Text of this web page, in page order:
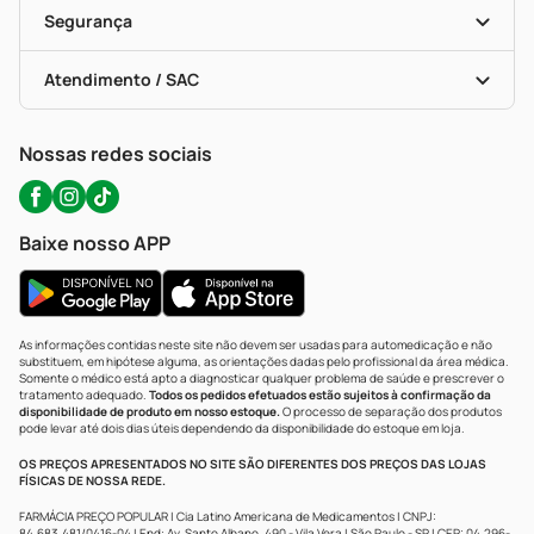
Formas De Pagamento
Troca E Devolução
Bulas De A A Z
Políticas De Marketplace
Serviços Farmacêuticos
Testes Rápidos
Autoteste Covid-19
Segurança
Certificado De Segurança
Portal Da Privacidade
Atendimento / SAC
WhatsApp (47) 9202-1687
Nossas redes sociais
Baixe nosso APP
As informações contidas neste site não devem ser usadas para automedicação e não
substituem, em hipótese alguma, as orientações dadas pelo profissional da área médica.
Somente o médico está apto a diagnosticar qualquer problema de saúde e prescrever o
tratamento adequado. Todos os pedidos efetuados estão sujeitos à confirmação da
disponibilidade de produto em nosso estoque.O processo de separação dos produtos
pode levar até dois dias úteis dependendo da disponibilidade do estoque em loja.
OS PREÇOS APRESENTADOS NO SITE SÃO DIFERENTES DOS PREÇOS DAS LOJAS
FÍSICAS DE NOSSA REDE.
FARMÁCIA PREÇO POPULAR | Cia Latino Americana de Medicamentos | CNPJ: